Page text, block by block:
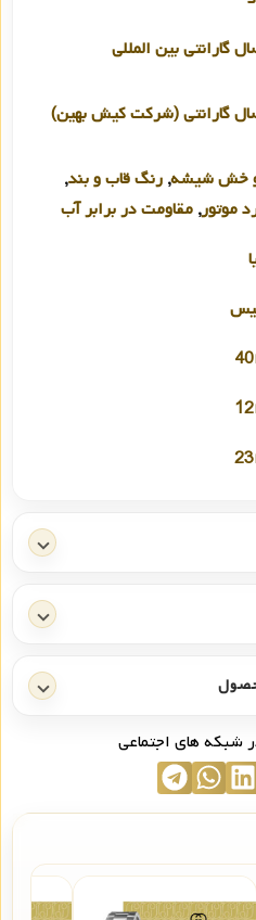
گارانتی بین المللی
گارانتی (شرکت کیش بهین)
خش شیشه, رنگ قاب و بند,
موتور, مقاومت در برابر آب
شبکه های اجتماعی